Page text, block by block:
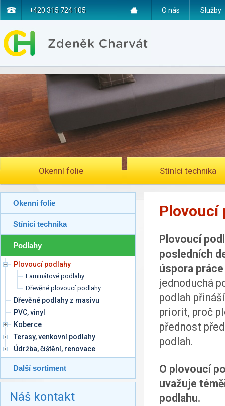
O nás Služby
+420 315 724 105
Okenní folie Stínící technika
Okenní folie
Stínící technika
Podlahy
Plovoucí podlahy
Laminátové podlahy
Dřevěné plovoucí podlahy
Dřevěné podlahy z masivu
PVC, vinyl
Koberce
Terasy, venkovní podlahy
Údržba, čištění, renovace
Další sortiment
Náš kontakt
Plovoucí
Plovoucí
posledních
úspora
jednoduchá
podlah
priorit, proč
přednost
podlah.
O plovoucí
uvažuje
podlahu.